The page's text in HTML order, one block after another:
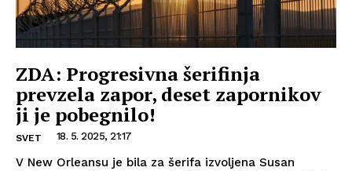
ZDA: Progresivna šerifinja
prevzela zapor, deset zapornikov
ji je pobegnilo!
SVET 18. 5. 2025, 21:17
V New Orleansu je bila za šerifa izvoljena Susan